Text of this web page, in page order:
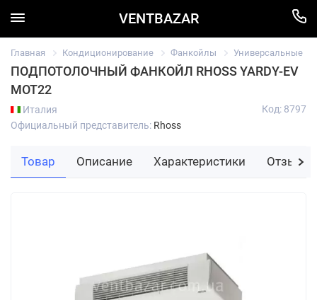
VENTBAZAR
Главная Кондиционирование Фанкойлы Универсальные
ПОДПОТОЛОЧНЫЙ ФАНКОЙЛ RHOSS YARDY-EV
MOT22
Италия
Официальный представитель: Rhoss
Код: 8797
Товар Описание Характеристики Отзывы